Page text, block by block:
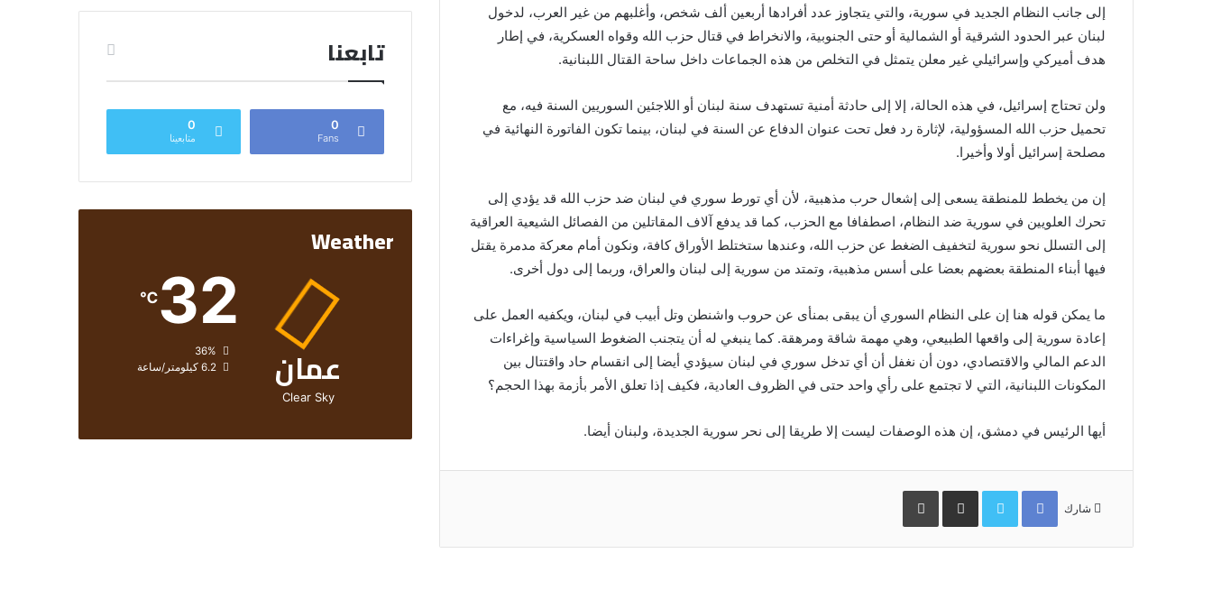
إلى جانب النظام الجديد في سورية، والتي يتجاوز عدد أفرادها أربعين ألف شخص، وأغلبهم من غير العرب، لدخول
لبنان عبر الحدود الشرقية أو الشمالية أو حتى الجنوبية، والانخراط في قتال حزب الله وقواه العسكرية، في إطار
هدف أميركي وإسرائيلي غير معلن يتمثل في التخلص من هذه الجماعات داخل ساحة القتال اللبنانية.
ولن تحتاج إسرائيل، في هذه الحالة، إلا إلى حادثة أمنية تستهدف سنة لبنان أو اللاجئين السوريين السنة فيه، مع
تحميل حزب الله المسؤولية، لإثارة رد فعل تحت عنوان الدفاع عن السنة في لبنان، بينما تكون الفاتورة النهائية في
مصلحة إسرائيل أولا وأخيرا.
إن من يخطط للمنطقة يسعى إلى إشعال حرب مذهبية، لأن أي تورط سوري في لبنان ضد حزب الله قد يؤدي إلى
تحرك العلويين في سورية ضد النظام، اصطفافا مع الحزب، كما قد يدفع آلاف المقاتلين من الفصائل الشيعية العراقية
إلى التسلل نحو سورية لتخفيف الضغط عن حزب الله، وعندها ستختلط الأوراق كافة، ونكون أمام معركة مدمرة يقتل
فيها أبناء المنطقة بعضهم بعضا على أسس مذهبية، وتمتد من سورية إلى لبنان والعراق، وربما إلى دول أخرى.
ما يمكن قوله هنا إن على النظام السوري أن يبقى بمنأى عن حروب واشنطن وتل أبيب في لبنان، ويكفيه العمل على
إعادة سورية إلى واقعها الطبيعي، وهي مهمة شاقة ومرهقة. كما ينبغي له أن يتجنب الضغوط السياسية وإغراءات
الدعم المالي والاقتصادي، دون أن نغفل أن أي تدخل سوري في لبنان سيؤدي أيضا إلى انقسام حاد واقتتال بين
المكونات اللبنانية، التي لا تجتمع على رأي واحد حتى في الظروف العادية، فكيف إذا تعلق الأمر بأزمة بهذا الحجم؟
أيها الرئيس في دمشق، إن هذه الوصفات ليست إلا طريقا إلى نحر سورية الجديدة، ولبنان أيضا.
شارك
Facebook
Twitterمشاركة
البريد
طباعة
تابعنا
0
Fans
0
متابعينا
Weather
عمان
Clear Sky
32
℃
الرطوبة:
الرياح:6.2 كيلومتر/ساعة